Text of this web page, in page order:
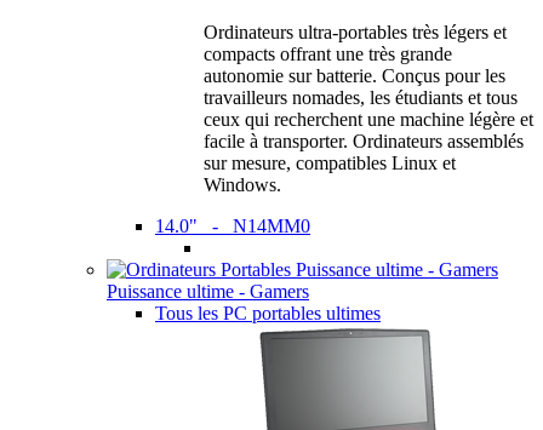
Ordinateurs ultra-portables très légers et
compacts offrant une très grande
autonomie sur batterie. Conçus pour les
travailleurs nomades, les étudiants et tous
ceux qui recherchent une machine légère et
facile à transporter. Ordinateurs assemblés
sur mesure, compatibles Linux et
Windows.
14.0" - N14MM0
Puissance ultime - Gamers
Tous les PC portables ultimes